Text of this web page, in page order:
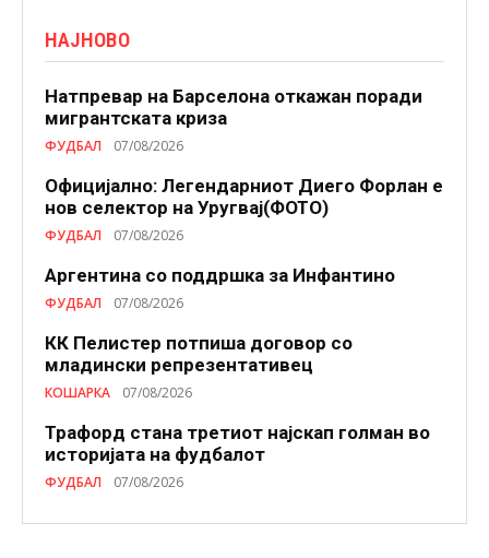
НАЈНОВО
Натпревар на Барселона откажан поради
мигрантската криза
ФУДБАЛ 07/08/2026
Официјално: Легендарниот Диего Форлан е
нов селектор на Уругвај(ФОТО)
ФУДБАЛ 07/08/2026
Аргентина со поддршка за Инфантино
ФУДБАЛ 07/08/2026
КК Пелистер потпиша договор со
младински репрезентативец
КОШАРКА 07/08/2026
Трафорд стана третиот најскап голман во
историјата на фудбалот
ФУДБАЛ 07/08/2026